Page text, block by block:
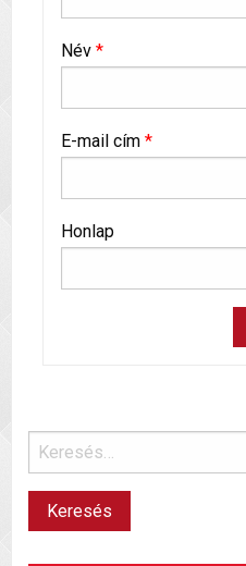
Név *
E-mail cím *
Honlap